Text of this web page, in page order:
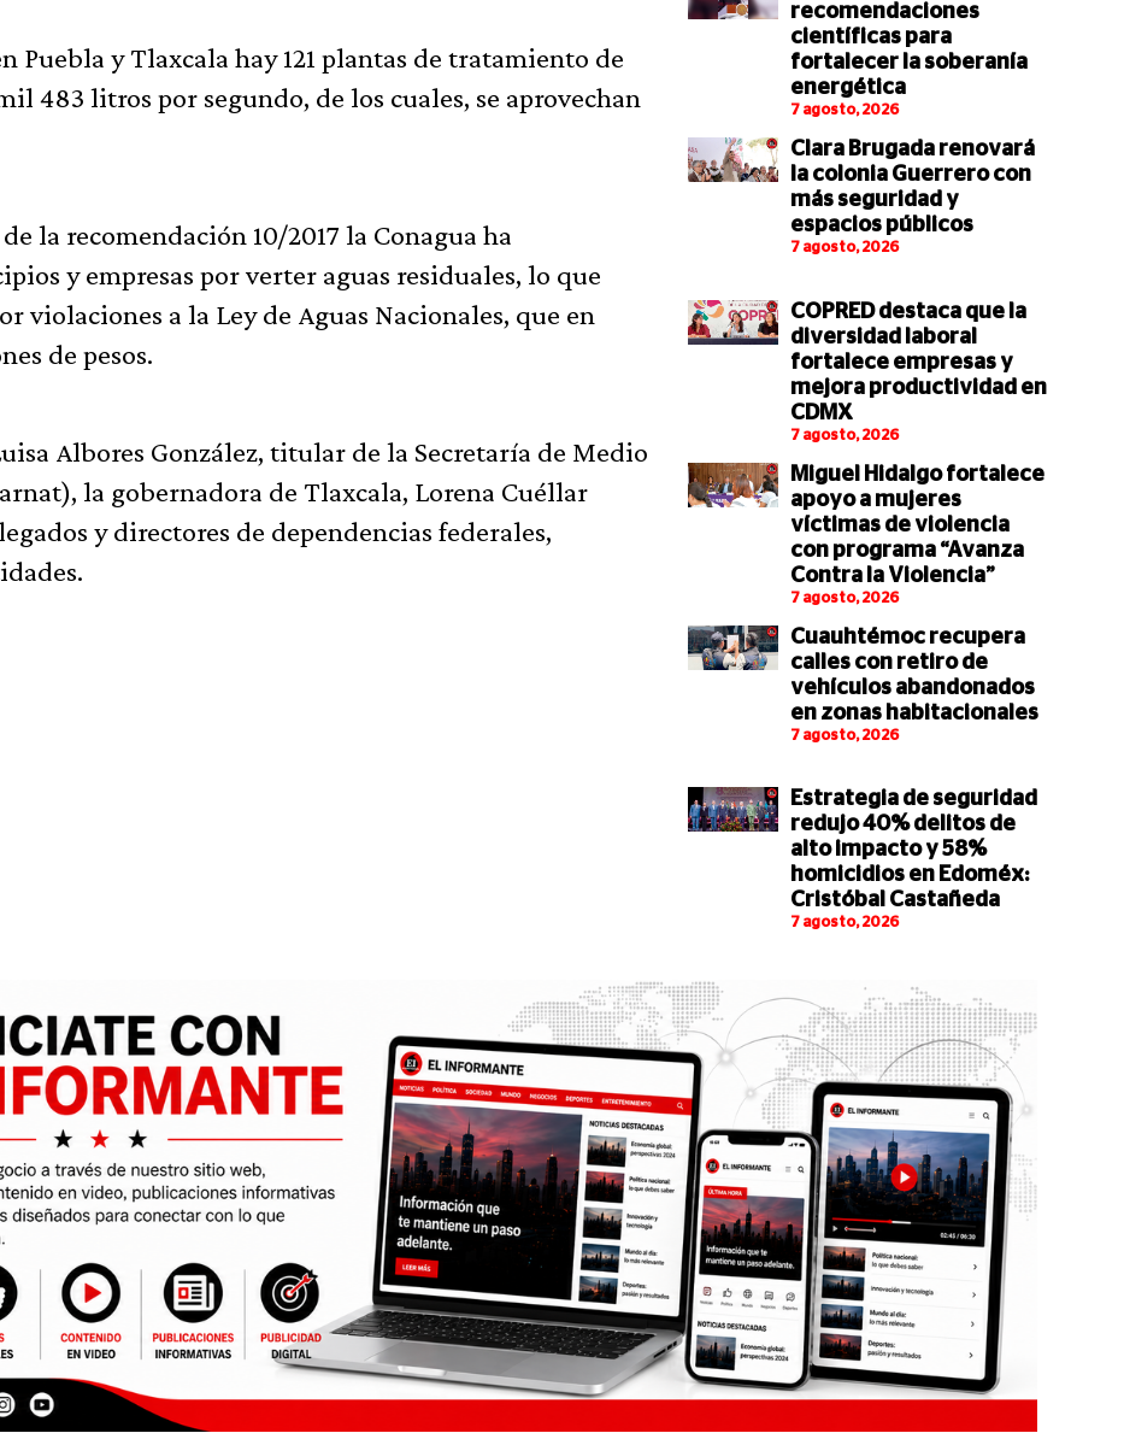
y Tlaxcala hay 121 plantas de tratamiento de
483 litros por segundo, de los cuales, se aprovechan
la recomendación 10/2017 la Conagua ha
y empresas por verter aguas residuales, lo que
violaciones a la Ley de Aguas Nacionales, que en
de pesos.
Albores González, titular de la Secretaría de Medio
la gobernadora de Tlaxcala, Lorena Cuéllar
y directores de dependencias federales,
recomendaciones
científicas para
fortalecer la soberanía
energética
7 agosto, 2026
Clara Brugada renovará
la colonia Guerrero con
más seguridad y
espacios públicos
7 agosto, 2026
COPRED destaca que la
diversidad laboral
fortalece empresas y
mejora productividad en
CDMX
7 agosto, 2026
Miguel Hidalgo fortalece
apoyo a mujeres
víctimas de violencia
con programa “Avanza
Contra la Violencia”
7 agosto, 2026
Cuauhtémoc recupera
calles con retiro de
vehículos abandonados
en zonas habitacionales
7 agosto, 2026
Estrategia de seguridad
redujo 40% delitos de
alto impacto y 58%
homicidios en Edoméx:
Cristóbal Castañeda
7 agosto, 2026